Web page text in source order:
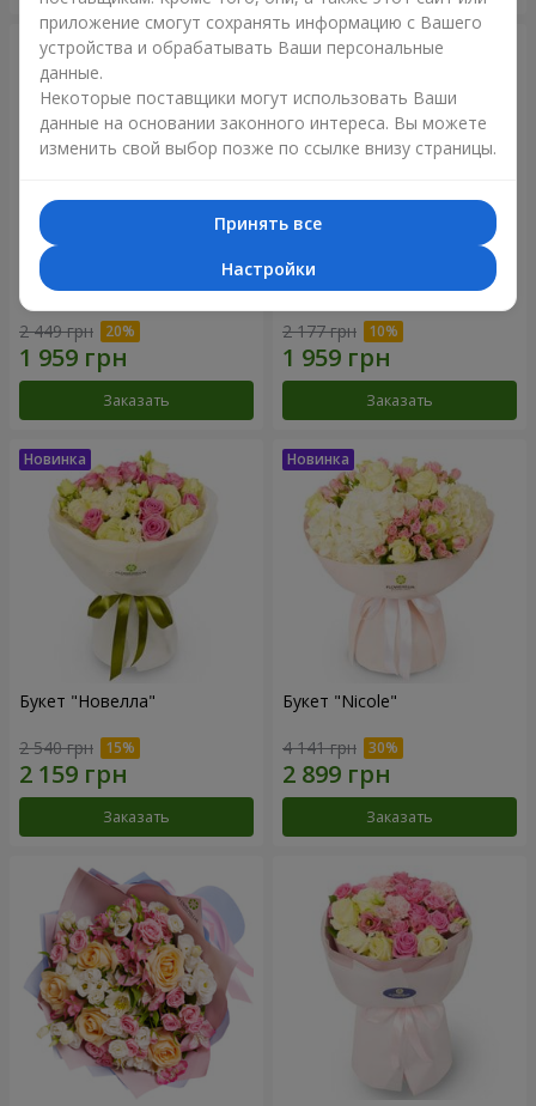
Букет "Дуэт гармонии"
2 449 грн
Заказать
Букет "My Lady"
2 177 грн
Заказать
Букет "Новелла"
2 540 грн
Заказать
Букет "Nicole"
4 141 грн
Заказать
приложение смогут сохранять информацию с Вашего
устройства и обрабатывать Ваши персональные
данные.
Некоторые поставщики могут использовать Ваши
данные на основании законного интереса. Вы можете
изменить свой выбор позже по ссылке внизу страницы.
Принять все
Настройки